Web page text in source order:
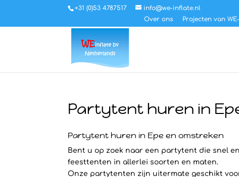
+31 (0)53 4787517
info@we-inflate.nl
Over ons
Projecten van
Partytent huren in
Partytent huren in Epe en omstreken
Bent u op zoek naar een partytent die snel
feesttenten in allerlei soorten en maten.
Onze partytenten zijn uitermate geschikt